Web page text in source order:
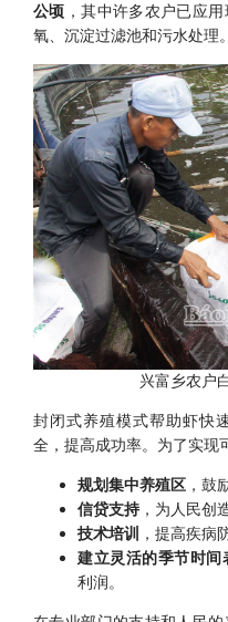
公顷 ，其中许多农户已应
氧、沉淀过滤池和污水处理。
兴富乡农户
封闭式养殖模式帮助虾快
全，提高成功率。为了实现
规划集中养殖区 ，鼓
信贷支持 ，为人民创
技术培训 ，提高疾病
建立灵活的季节时间
利润。